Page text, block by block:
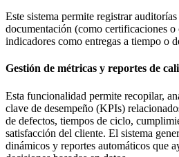
Este sistema permite registrar
documentación (como certificaciones o
indicadores como entregas a tiempo o
Gestión de métricas y reportes de
Esta funcionalidad permite recopilar,
clave de desempeño (KPIs)
de defectos, tiempos de ciclo,
satisfacción del cliente. El sistema
dinámicos y reportes automáticos que